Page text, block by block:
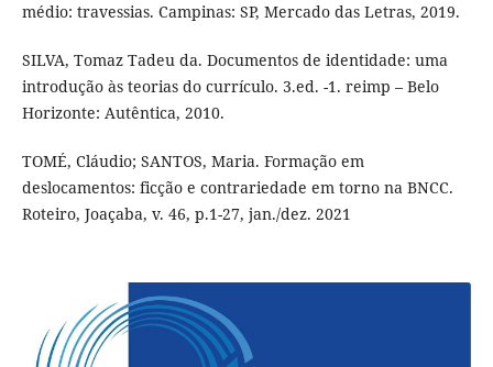
médio: travessias. Campinas: SP, Mercado das Letras, 2019.
SILVA, Tomaz Tadeu da. Documentos de identidade: uma
introdução às teorias do currículo. 3.ed. -1. reimp – Belo
Horizonte: Autêntica, 2010.
TOMÉ, Cláudio; SANTOS, Maria. Formação em
deslocamentos: ficção e contrariedade em torno na BNCC.
Roteiro, Joaçaba, v. 46, p.1-27, jan./dez. 2021